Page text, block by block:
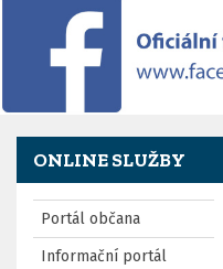
ONLINE SLUŽBY
Portál občana
Informační portál